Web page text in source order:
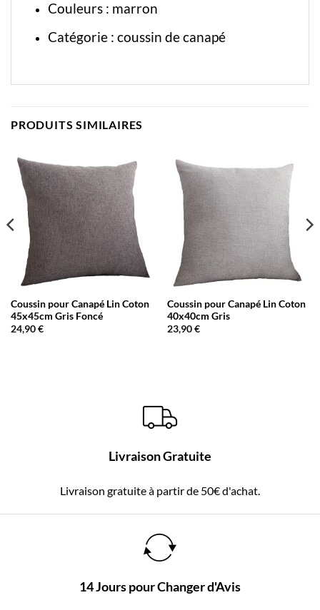
Couleurs : marron
Catégorie : coussin de canapé
PRODUITS SIMILAIRES
Coussin pour Canapé Lin Coton
45x45cm Gris Foncé
24,90€
Coussin pour Canapé Lin Coton
40x40cm Gris
23,90€
Livraison Gratuite
Livraison gratuite à partir de 50€ d'achat.
14 Jours pour Changer d'Avis